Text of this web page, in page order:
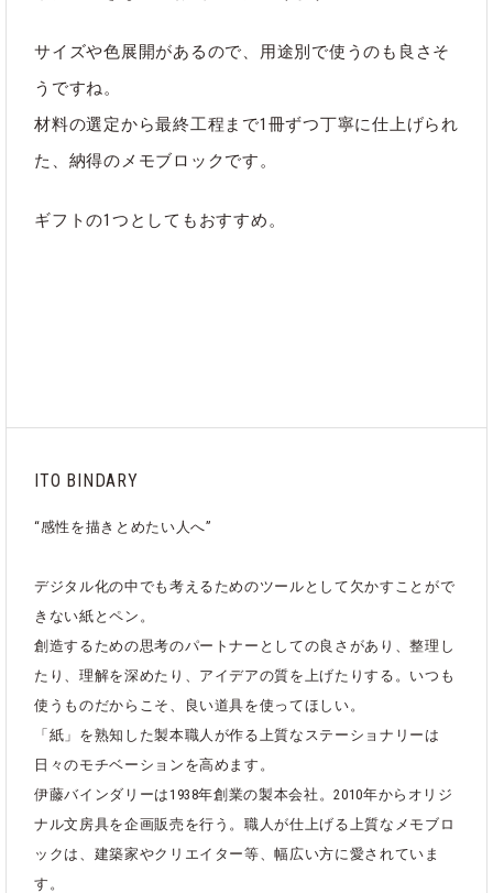
サイズや色展開があるので、用途別で使うのも良さそ
うですね。
材料の選定から最終工程まで1冊ずつ丁寧に仕上げられ
た、納得のメモブロックです。
ギフトの1つとしてもおすすめ。
ITO BINDARY
“感性を描きとめたい人へ”
デジタル化の中でも考えるためのツールとして欠かすことがで
きない紙とペン。
創造するための思考のパートナーとしての良さがあり、整理し
たり、理解を深めたり、アイデアの質を上げたりする。いつも
使うものだからこそ、良い道具を使ってほしい。
「紙」を熟知した製本職人が作る上質なステーショナリーは
日々のモチベーションを高めます。
伊藤バインダリーは1938年創業の製本会社。2010年からオリジ
ナル文房具を企画販売を行う。職人が仕上げる上質なメモブロ
ックは、建築家やクリエイター等、幅広い方に愛されていま
す。